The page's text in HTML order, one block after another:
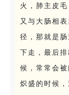
火，肺主皮
又与大肠相
径，那就是
下走，最后
候，常常会
炽盛的时候，